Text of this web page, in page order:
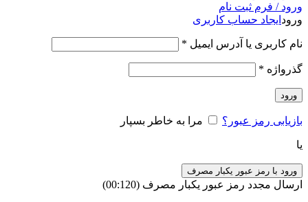
ورود / فرم ثبت نام
ورود ایجاد حساب کاربری
نام کاربری یا آدرس ایمیل *
گذرواژه *
ورود
بازیابی رمز عبور؟ مرا به خاطر بسپار
یا
ورود با رمز عبور یکبار مصرف
ارسال مجدد رمز عبور یکبار مصرف (00:
120
)